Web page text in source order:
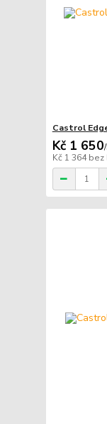
Castrol
Kč 1 650/
Kč 1 364bez